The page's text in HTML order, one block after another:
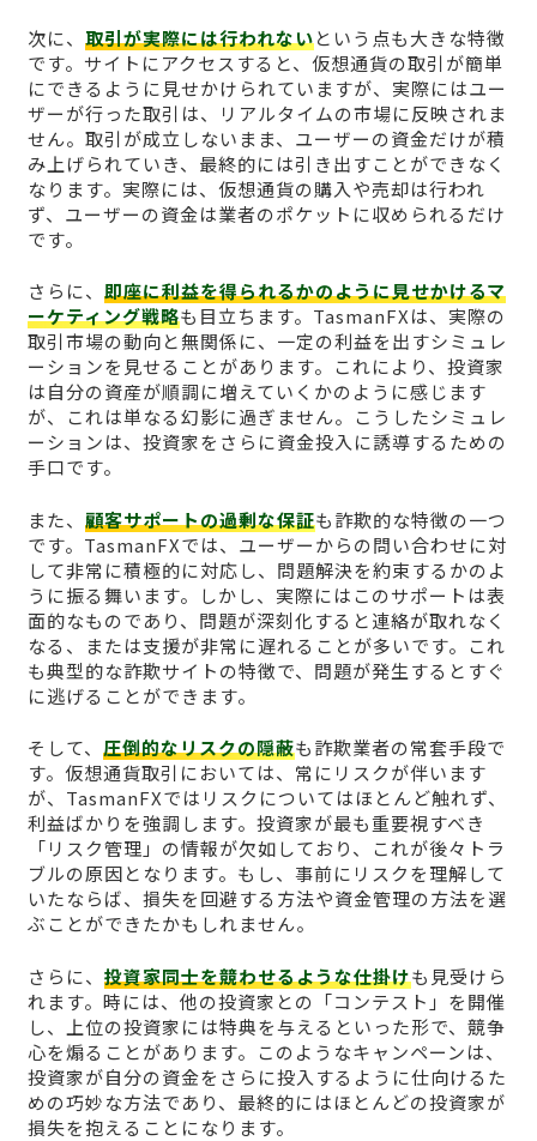
次に、 取引が実際には行われないという点も大きな特徴
です。サイトにアクセスすると、仮想通貨の取引が簡単
にできるように見せかけられていますが、実際にはユー
ザーが行った取引は、リアルタイムの市場に反映されま
せん。取引が成立しないまま、ユーザーの資金だけが積
み上げられていき、最終的には引き出すことができなく
なります。実際には、仮想通貨の購入や売却は行われ
ず、ユーザーの資金は業者のポケットに収められるだけ
です。
さらに、 即座に利益を得られるかのように見せかけるマ
ーケティング戦略も目立ちます。TasmanFXは、実際の
取引市場の動向と無関係に、一定の利益を出すシミュレ
ーションを見せることがあります。これにより、投資家
は自分の資産が順調に増えていくかのように感じます
が、これは単なる幻影に過ぎません。こうしたシミュレ
ーションは、投資家をさらに資金投入に誘導するための
手口です。
また、 顧客サポートの過剰な保証も詐欺的な特徴の一つ
です。TasmanFXでは、ユーザーからの問い合わせに対
して非常に積極的に対応し、問題解決を約束するかのよ
うに振る舞います。しかし、実際にはこのサポートは表
面的なものであり、問題が深刻化すると連絡が取れなく
なる、または支援が非常に遅れることが多いです。これ
も典型的な詐欺サイトの特徴で、問題が発生するとすぐ
に逃げることができます。
そして、 圧倒的なリスクの隠蔽も詐欺業者の常套手段で
す。仮想通貨取引においては、常にリスクが伴います
が、TasmanFXではリスクについてはほとんど触れず、
利益ばかりを強調します。投資家が最も重要視すべき
「リスク管理」の情報が欠如しており、これが後々トラ
ブルの原因となります。もし、事前にリスクを理解して
いたならば、損失を回避する方法や資金管理の方法を選
ぶことができたかもしれません。
さらに、 投資家同士を競わせるような仕掛けも見受けら
れます。時には、他の投資家との「コンテスト」を開催
し、上位の投資家には特典を与えるといった形で、競争
心を煽ることがあります。このようなキャンペーンは、
投資家が自分の資金をさらに投入するように仕向けるた
めの巧妙な方法であり、最終的にはほとんどの投資家が
損失を抱えることになります。